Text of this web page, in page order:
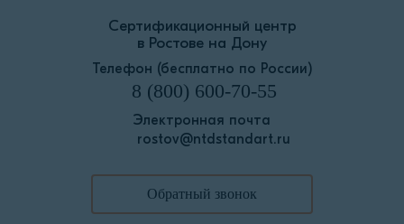
Сертификационный центр
в Ростове на Дону
Телефон (бесплатно по России)
8 (800) 600-70-55
Электронная почта
rostov@ntdstandart.ru
Обратный звонок